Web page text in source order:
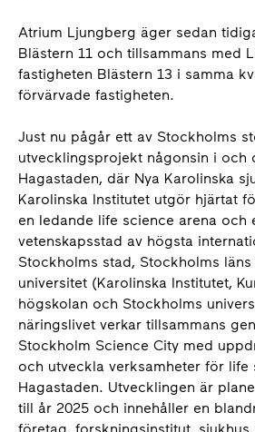
Atrium Ljungberg äger sedan
Blästern 11 och tillsammans med
fastigheten Blästern 13 i samma
förvärvade fastigheten.
Just nu pågår ett av Stockholms
utvecklingsprojekt någonsin i och
Hagastaden, där Nya Karolinska
Karolinska Institutet utgör hjärtat
en ledande life science arena och
vetenskapsstad av högsta
Stockholms stad, Stockholms
universitet (Karolinska Institutet,
högskolan och Stockholms
näringslivet verkar tillsammans
Stockholm Science City med
och utveckla verksamheter för life
Hagastaden. Utvecklingen är
till år 2025 och innehåller en